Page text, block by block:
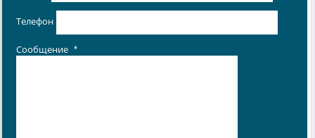
Телефон
Сообщение *